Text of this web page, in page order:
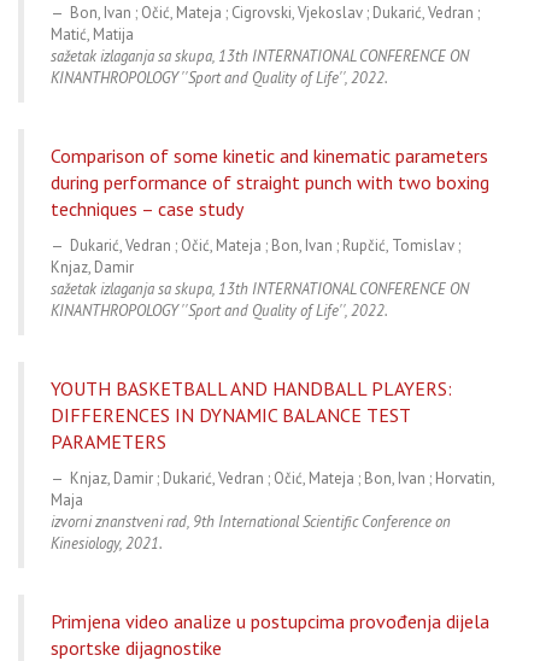
Bon, Ivan ; Očić, Mateja ; Cigrovski, Vjekoslav ; Dukarić, Vedran ;
Matić, Matija
sažetak izlaganja sa skupa, 13th INTERNATIONAL CONFERENCE ON
KINANTHROPOLOGY ''Sport and Quality of Life'', 2022.
Comparison of some kinetic and kinematic parameters
during performance of straight punch with two boxing
techniques – case study
Dukarić, Vedran ; Očić, Mateja ; Bon, Ivan ; Rupčić, Tomislav ;
Knjaz, Damir
sažetak izlaganja sa skupa, 13th INTERNATIONAL CONFERENCE ON
KINANTHROPOLOGY ''Sport and Quality of Life'', 2022.
YOUTH BASKETBALL AND HANDBALL PLAYERS:
DIFFERENCES IN DYNAMIC BALANCE TEST
PARAMETERS
Knjaz, Damir ; Dukarić, Vedran ; Očić, Mateja ; Bon, Ivan ; Horvatin,
Maja
izvorni znanstveni rad, 9th International Scientific Conference on
Kinesiology, 2021.
Primjena video analize u postupcima provođenja dijela
sportske dijagnostike